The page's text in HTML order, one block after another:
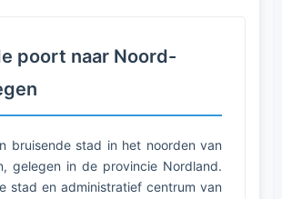
poort naar Noord-
bruisende stad in het noorden van
gelegen in de provincie Nordland.
stad en administratief centrum van